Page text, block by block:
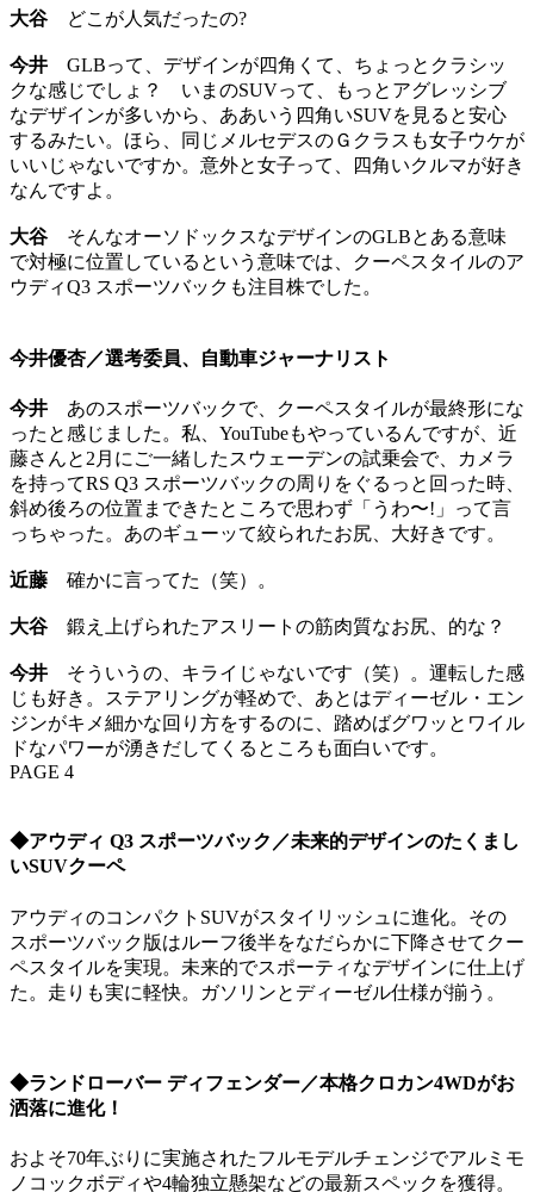
大谷 どこが人気だったの?
今井 GLBって、デザインが四角くて、ちょっとクラシッ
クな感じでしょ？ いまのSUVって、もっとアグレッシブ
なデザインが多いから、ああいう四角いSUVを見ると安心
するみたい。ほら、同じメルセデスのＧクラスも女子ウケが
いいじゃないですか。意外と女子って、四角いクルマが好き
なんですよ。
大谷 そんなオーソドックスなデザインのGLBとある意味
で対極に位置しているという意味では、クーペスタイルのア
ウディQ3 スポーツバックも注目株でした。
今井優杏／選考委員、自動車ジャーナリスト
今井 あのスポーツバックで、クーペスタイルが最終形にな
ったと感じました。私、YouTubeもやっているんですが、近
藤さんと2月にご一緒したスウェーデンの試乗会で、カメラ
を持ってRS Q3 スポーツバックの周りをぐるっと回った時、
斜め後ろの位置まできたところで思わず「うわ〜!」って言
っちゃった。あのギューッて絞られたお尻、大好きです。
近藤 確かに言ってた（笑）。
大谷 鍛え上げられたアスリートの筋肉質なお尻、的な？
今井 そういうの、キライじゃないです（笑）。運転した感
じも好き。ステアリングが軽めで、あとはディーゼル・エン
ジンがキメ細かな回り方をするのに、踏めばグワッとワイル
ドなパワーが湧きだしてくるところも面白いです。
PAGE 4
◆アウディ Q3 スポーツバック／未来的デザインのたくまし
いSUVクーペ
アウディのコンパクトSUVがスタイリッシュに進化。その
スポーツバック版はルーフ後半をなだらかに下降させてクー
ペスタイルを実現。未来的でスポーティなデザインに仕上げ
た。走りも実に軽快。ガソリンとディーゼル仕様が揃う。
◆ランドローバー ディフェンダー／本格クロカン4WDがお
洒落に進化！
およそ70年ぶりに実施されたフルモデルチェンジでアルミモ
ノコックボディや4輪独立懸架などの最新スペックを獲得。